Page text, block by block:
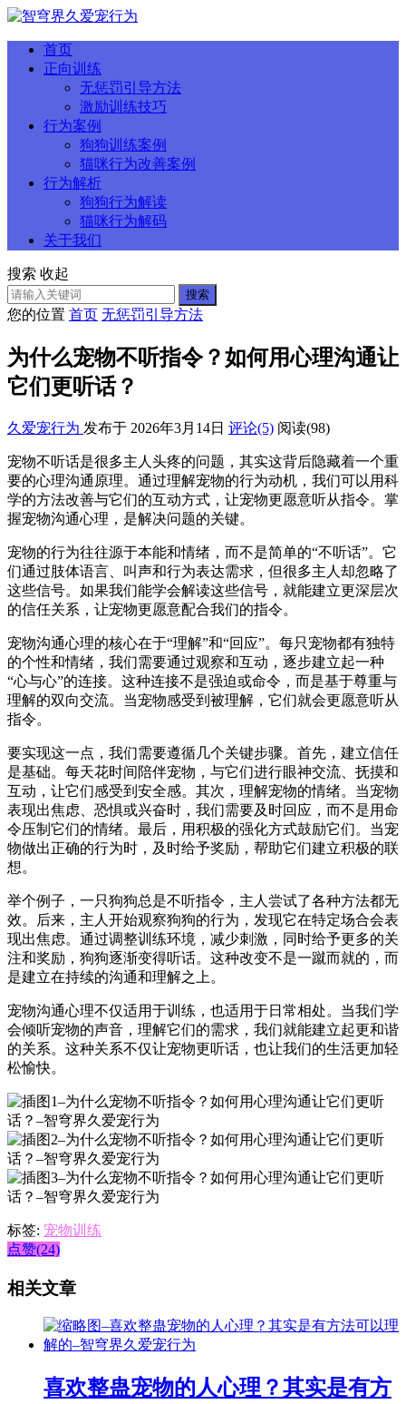
首页
正向训练
无惩罚引导方法
激励训练技巧
行为案例
狗狗训练案例
猫咪行为改善案例
行为解析
狗狗行为解读
猫咪行为解码
关于我们
搜索 收起
搜索
您的位置 首页 无惩罚引导方法
为什么宠物不听指令？如何用心理沟通让
它们更听话？
久爱宠行为 发布于 2026年3月14日 评论(5) 阅读(98)
宠物不听话是很多主人头疼的问题，其实这背后隐藏着一个重
要的心理沟通原理。通过理解宠物的行为动机，我们可以用科
学的方法改善与它们的互动方式，让宠物更愿意听从指令。掌
握宠物沟通心理，是解决问题的关键。
宠物的行为往往源于本能和情绪，而不是简单的“不听话”。它
们通过肢体语言、叫声和行为表达需求，但很多主人却忽略了
这些信号。如果我们能学会解读这些信号，就能建立更深层次
的信任关系，让宠物更愿意配合我们的指令。
宠物沟通心理的核心在于“理解”和“回应”。每只宠物都有独特
的个性和情绪，我们需要通过观察和互动，逐步建立起一种
“心与心”的连接。这种连接不是强迫或命令，而是基于尊重与
理解的双向交流。当宠物感受到被理解，它们就会更愿意听从
指令。
要实现这一点，我们需要遵循几个关键步骤。首先，建立信任
是基础。每天花时间陪伴宠物，与它们进行眼神交流、抚摸和
互动，让它们感受到安全感。其次，理解宠物的情绪。当宠物
表现出焦虑、恐惧或兴奋时，我们需要及时回应，而不是用命
令压制它们的情绪。最后，用积极的强化方式鼓励它们。当宠
物做出正确的行为时，及时给予奖励，帮助它们建立积极的联
想。
举个例子，一只狗狗总是不听指令，主人尝试了各种方法都无
效。后来，主人开始观察狗狗的行为，发现它在特定场合会表
现出焦虑。通过调整训练环境，减少刺激，同时给予更多的关
注和奖励，狗狗逐渐变得听话。这种改变不是一蹴而就的，而
是建立在持续的沟通和理解之上。
宠物沟通心理不仅适用于训练，也适用于日常相处。当我们学
会倾听宠物的声音，理解它们的需求，我们就能建立起更和谐
的关系。这种关系不仅让宠物更听话，也让我们的生活更加轻
松愉快。
标签: 宠物训练
点赞(24)
相关文章
喜欢整蛊宠物的人心理？其实是有方